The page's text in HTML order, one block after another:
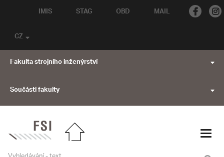
IMIS STAG OBD
MAIL
CZ
Fakulta strojního inženýrství
Součásti fakulty